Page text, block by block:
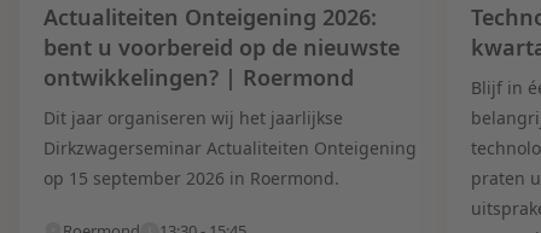
Actualiteiten Onteigening 2026:
bent u voorbereid op de nieuwste
ontwikkelingen? | Roermond
Dit jaar organiseren wij het jaarlijkse
Dirkzwagerseminar Actualiteiten Onteigening
op 15 september 2026 in Roermond.
Blijf in
praten